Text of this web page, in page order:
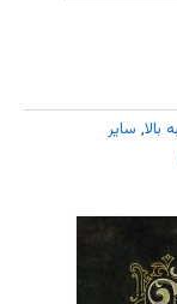
, سایر